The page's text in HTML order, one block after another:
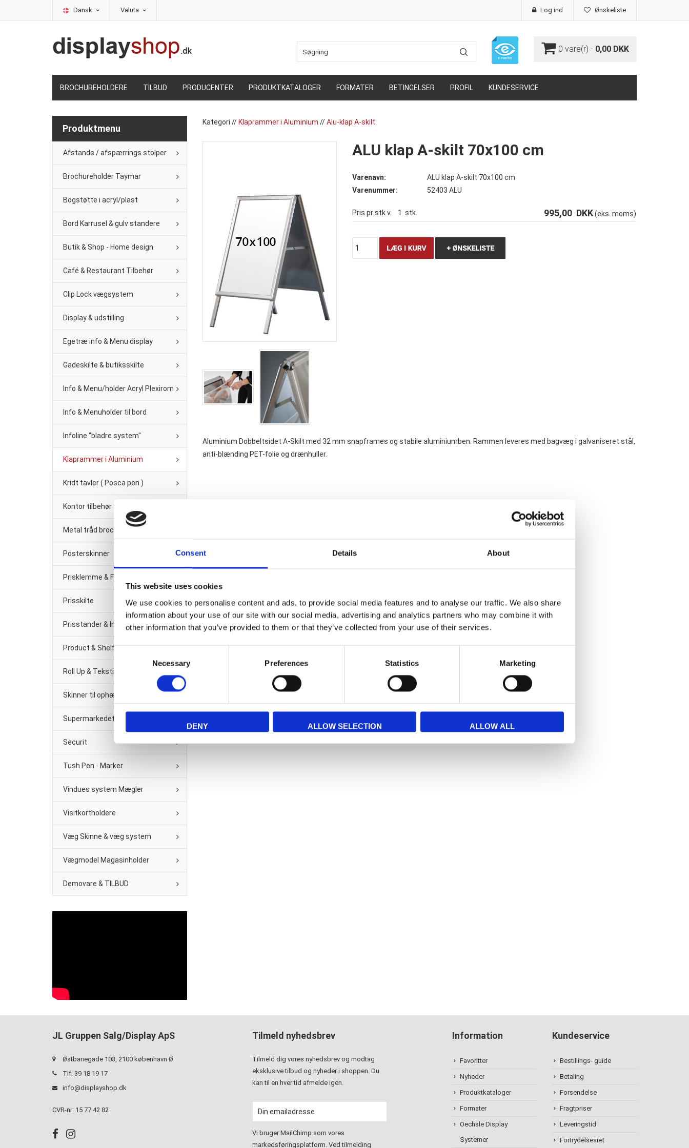
Consent Details About
This website uses cookies
We use cookies to personalise content and ads, to provide social media features and to analyse our traffic. We also share
information about your use of our site with our social media, advertising and analytics partners who may combine it with
other information that you’ve provided to them or that they’ve collected from your use of their services.
Necessary Preferences Statistics Marketing
DENY ALLOW SELECTION ALLOW ALL
Dansk Valuta Ønskeliste
Log ind
0 vare(r) - 0,00 DKK
BROCHUREHOLDERE TILBUD PRODUCENTER PRODUKTKATALOGER FORMATER BETINGELSER PROFIL KUNDESERVICE
Kategori // Klaprammer i Aluminium //Alu-klap A-skilt
ALU klap A-skilt 70x100 cm
Varenavn:
ALU klap A-skilt 70x100 cm
Varenummer:
52403 ALU
Pris pr stk v. 1 stk. 995,00DKK(eks. moms)
Aluminium Dobbeltsidet A-Skilt med 32 mm snapframes og stabile aluminiumben. Rammen leveres med bagvæg i galvaniseret stål,
anti-blænding PET-folie og drænhuller.
kontakteos.
Produktmenu
Afstands / afspærrings stolper
Brochureholder Taymar
Bogstøtte i acryl/plast
Bord Karrusel & gulv standere
Butik & Shop - Home design
Café & Restaurant Tilbehør
Clip Lock vægsystem
Display & udstilling
Egetræ info & Menu display
Gadeskilte & butiksskilte
Info & Menu/holder Acryl Plexirom
Info & Menuholder til bord
Infoline "bladre system"
Klaprammer i Aluminium
Kridt tavler ( Posca pen )
Kontor tilbehør
Metal tråd brochure/Avis-holder
Posterskinner
Prisklemme & Fittings
Prisskilte
Prisstander & Info Sort Metal
Product & Shelf management
Roll Up & Tekstil banner
Skinner til ophæng
Supermarkedet & Købmand
Securit
Tush Pen - Marker
Vindues system Mægler
Visitkortholdere
Væg Skinne & væg system
Vægmodel Magasinholder
Demovare & TILBUD
JL Gruppen Salg/Display ApS
Østbanegade 103, 2100 københavn Ø
Tlf. 39 18 19 17
info@displayshop.dk
CVR-nr: 15 77 42 82
Tilmeld nyhedsbrev
Tilmeld dig vores nyhedsbrev og modtag
eksklusive tilbud og nyheder i shoppen. Du
kan til en hver tid afmelde igen.
Vi bruger MailChimp som vores
markedsføringsplatform. Ved tilmelding
Information
Favoritter
Nyheder
Produktkataloger
Formater
Oechsle Display
Systemer
Kundeservice
Bestillings- guide
Betaling
Forsendelse
Fragtpriser
Leveringstid
Fortrydelsesret